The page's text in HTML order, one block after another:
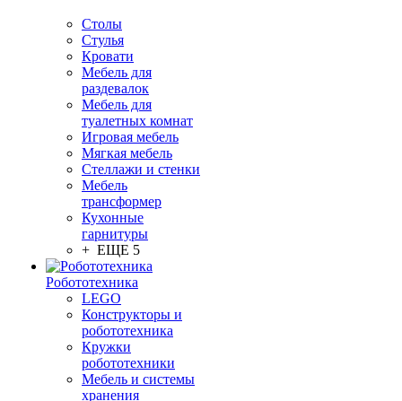
Столы
Cтулья
Кровати
Мебель для
раздевалок
Мебель для
туалетных комнат
Игровая мебель
Мягкая мебель
Стеллажи и стенки
Мебель
трансформер
Кухонные
гарнитуры
+ ЕЩЕ 5
Робототехника
LEGO
Конструкторы и
робототехника
Кружки
робототехники
Мебель и системы
хранения